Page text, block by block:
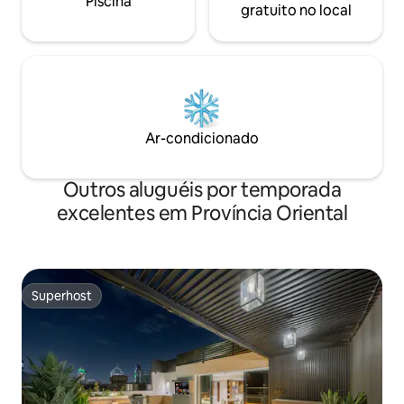
todos os serviços
gratuito no local
Ar-condicionado
Outros aluguéis por temporada
excelentes em Província Oriental
Superhost
Superhost